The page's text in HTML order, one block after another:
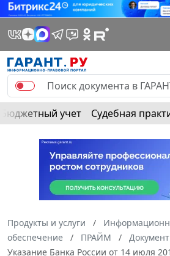
Бюджетный учет Судебная
Продукты и услуги
обеспечение
ПРАЙМ
Указание Банка России от 14 июля